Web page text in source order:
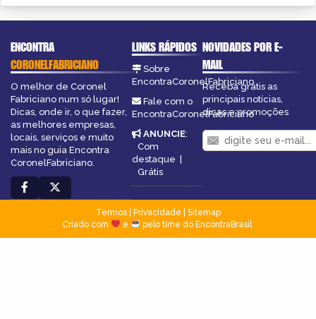
ENCONTRA
CORONELFABRICIANO
O melhor de Coronel
Fabriciano num só lugar!
Dicas, onde ir, o que fazer,
as melhores empresas,
locais, serviços e muito
mais no guia Encontra
CoronelFabriciano.
LINKS RÁPIDOS
Sobre
EncontraCoronelFabriciano
Fale com o
EncontraCoronelFabriciano
ANUNCIE:
Com
destaque |
Grátis
NOVIDADES POR E-
MAIL
Receba grátis as
principais notícias,
dicas e promoções
Termos| Privacidade
Sitemap
Criado com
e pelo time do EncontraBrasil